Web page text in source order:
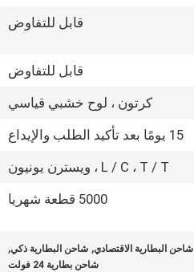
قابل للتفاوض
قابل للتفاوض
كرتون ، لوح خشبي قياسي
15 يومًا بعد تأكيد الطلب والإيداع
L / C ، T / T ، ويسترن يونيون
5000 قطعة شهريا
شاحن البطارية الاقتصادي, شاحن البطارية ذكي,
شاحن بطارية 24 فولت